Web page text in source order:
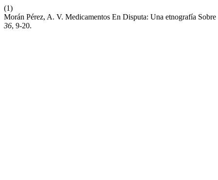
(1)
Morán Pérez, A. V. Medicamentos En Disputa: Una etnografía
36, 9-20.